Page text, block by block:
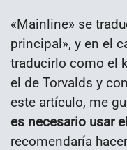
«Mainline» se
principal», y en el
traducirlo como el
el de Torvalds y
este artículo, me
es necesario usar
recomendaría